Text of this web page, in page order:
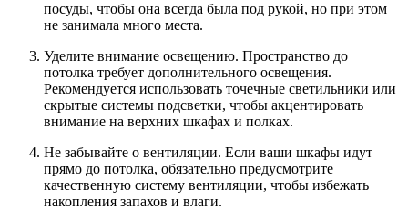
посуды, чтобы она всегда была под рукой, но при этом
не занимала много места.
Уделите внимание освещению. Пространство до
потолка требует дополнительного освещения.
Рекомендуется использовать точечные светильники или
скрытые системы подсветки, чтобы акцентировать
внимание на верхних шкафах и полках.
Не забывайте о вентиляции. Если ваши шкафы идут
прямо до потолка, обязательно предусмотрите
качественную систему вентиляции, чтобы избежать
накопления запахов и влаги.